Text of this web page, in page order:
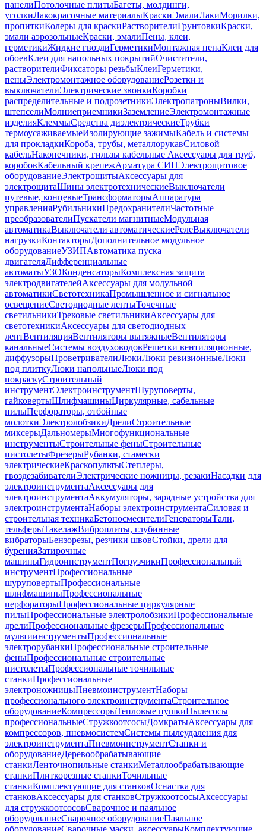
панелиПотолочные плитыБагеты, молдинги,
уголкиЛакокрасочные материалыКраскиЭмалиЛакиМорилки,
пропиткиКолеры для краскиРастворителиГрунтовкиКраски,
эмали аэрозольныеКраски, эмалиПены, клеи,
герметикиЖидкие гвоздиГерметикиМонтажная пенаКлеи для
обоевКлеи для напольных покрытийОчистители,
растворителиФиксаторы резьбыКлеиГерметики,
пеныЭлектромонтажное оборудованиеРозетки и
выключателиЭлектрические звонкиКоробки
распределительные и подрозетникиЭлектропатроныВилки,
штепселиМолниеприемникиЗаземлениеЭлектромонтажные
изделияКлеммыСредства диэлектрическиеТрубки
термоусаживаемыеИзолирующие зажимыКабель и системы
для прокладкиКороба, трубы, металлорукавСиловой
кабельНаконечники, гильзы кабельные Аксессуары для труб,
коробовКабельный крепежАрматура СИПЭлектрощитовое
оборудованиеЭлектрощитыАксессуары для
электрощитаШины электротехническиеВыключатели
путевые, концевыеТрансформаторыАппаратура
управленияРубильникиПредохранителиЧастотные
преобразователиПускатели магнитныеМодульная
автоматикаВыключатели автоматическиеРелеВыключатели
нагрузкиКонтакторыДополнительное модульное
оборудованиеУЗИПАвтоматика пуска
двигателяДифференциальные
автоматыУЗОКонденсаторыКомплексная защита
электродвигателейАксессуары для модульной
автоматикиСветотехникаПромышленное и сигнальное
освещениеСветодиодные лентыТочечные
светильникиТрековые светильникиАксессуары для
светотехникиАксессуары для светодиодных
лентВентиляцияВентиляторы вытяжныеВентиляторы
канальныеСистемы воздуховодовРешетки вентиляционные,
диффузорыПроветривателиЛюкиЛюки ревизионныеЛюки
под плиткуЛюки напольныеЛюки под
покраскуСтроительный
инструментЭлектроинструментШуруповерты,
гайковертыШлифмашиныЦиркулярные, сабельные
пилыПерфораторы, отбойные
молоткиЭлектролобзикиДрелиСтроительные
миксерыДальномерыМногофункциональные
инструментыСтроительные феныСтроительные
пистолетыФрезерыРубанки, стамески
электрическиеКраскопультыСтеплеры,
гвоздезабивателиЭлектрические ножницы, резакиНасадки для
электроинструментаАксессуары для
электроинструментаАккумуляторы, зарядные устройства для
электроинструментаНаборы электроинструментаСиловая и
строительная техникаБетоносмесителиГенераторыТали,
тельферыТакелажВиброплиты, глубинные
вибраторыБензорезы, резчики швовСтойки, дрели для
буренияЗатирочные
машиныГидроинструментПогрузчикиПрофессиональный
инструментПрофессиональные
шуруповертыПрофессиональные
шлифмашиныПрофессиональные
перфораторыПрофессиональные циркулярные
пилыПрофессиональные электролобзикиПрофессиональные
дрелиПрофессиональные фрезерыПрофессиональные
мультиинструментыПрофессиональные
электрорубанкиПрофессиональные строительные
феныПрофессиональные строительные
пистолетыПрофессиональные точильные
станкиПрофессиональные
электроножницыПневмоинструментНаборы
профессионального электроинструментаСтроительное
оборудованиеКомпрессорыТепловые пушкиПылесосы
профессиональныеСтружкоотсосыДомкратыАксессуары для
компрессоров, пневмосистемСистемы пылеудаления для
электроинструментаПневмоинструментСтанки и
оборудованиеДеревообрабатывающие
станкиЛенточнопильные станкиМеталлообрабатывающие
станкиПлиткорезные станкиТочильные
станкиКомплектующие для станковОснастка для
станковАксессуары для станковСтружкоотсосыАксессуары
для стружкоотсосовСварочное и паяльное
оборудованиеСварочное оборудованиеПаяльное
оборудованиеСварочные маски, аксессуарыКомплектующие